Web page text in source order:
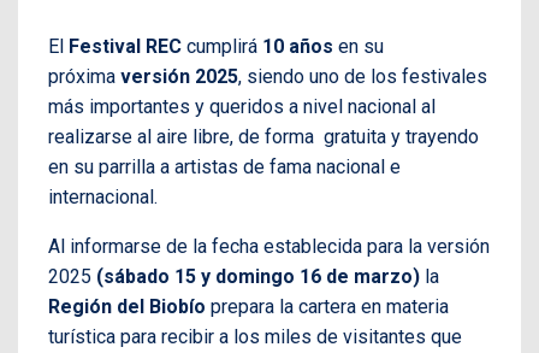
El Festival REC cumplirá 10 años en su
próxima versión 2025, siendo uno de los festivales
más importantes y queridos a nivel nacional al
realizarse al aire libre, de forma gratuita y trayendo
en su parrilla a artistas de fama nacional e
internacional.
Al informarse de la fecha establecida para la versión
2025 (sábado 15 y domingo 16 de marzo) la
Región del Biobío prepara la cartera en materia
turística para recibir a los miles de visitantes que